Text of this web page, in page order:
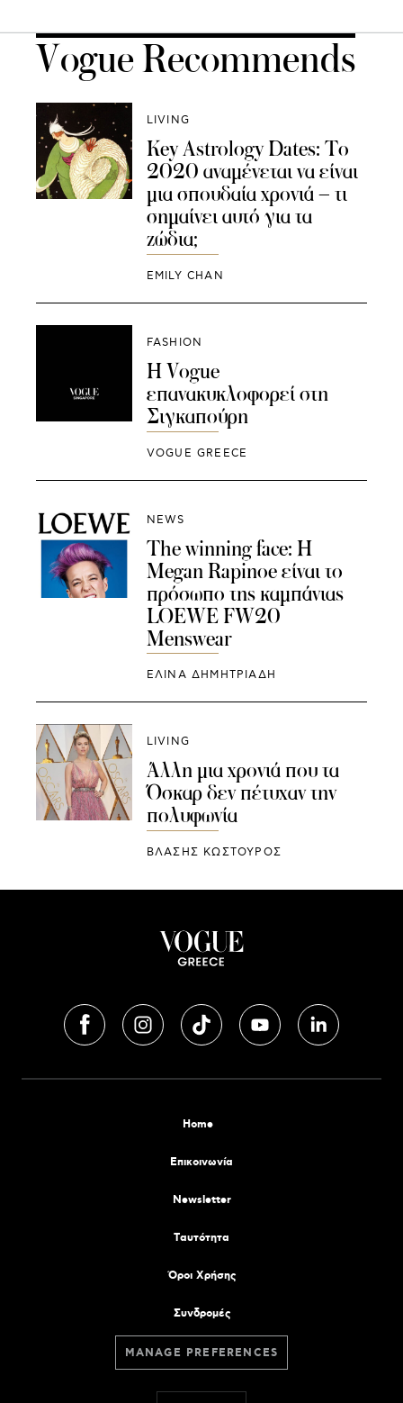
Vogue Recommends
LIVING
Κey Αstrology Dates: Το
2020 αναμένεται να είναι
μια σπουδαία χρονιά – τι
σημαίνει αυτό για τα
ζώδια;
EMILY CHAN
FASHION
H Vogue
επανακυκλοφορεί στη
Σιγκαπούρη
VOGUE GREECE
NEWS
The winning face: H
Megan Rapinoe είναι το
πρόσωπο της καμπάνιας
LOEWE FW20
Menswear
ΕΛΙΝΑ ΔΗΜΗΤΡΙΑΔΗ
LIVING
Άλλη μια χρονιά που τα
Όσκαρ δεν πέτυχαν την
πολυφωνία
ΒΛΑΣΗΣ ΚΩΣΤΟΥΡΟΣ
Home
Επικοινωνία
Newsletter
Tαυτότητα
Όροι Χρήσης
Συνδρομές
MANAGE PREFERENCES